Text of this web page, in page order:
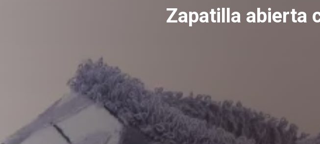
Zapatilla abierta